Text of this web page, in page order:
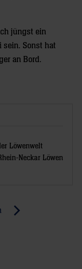
jüngst ein
Sonst hat
an Bord.
Löwenwelt
Neckar Löwen